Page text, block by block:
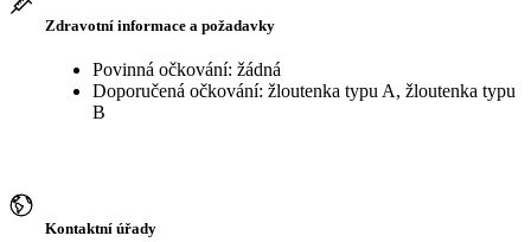
Zdravotní informace a požadavky
Povinná očkování: žádná
Doporučená očkování: žloutenka typu A, žloutenka typu
B
Kontaktní úřady